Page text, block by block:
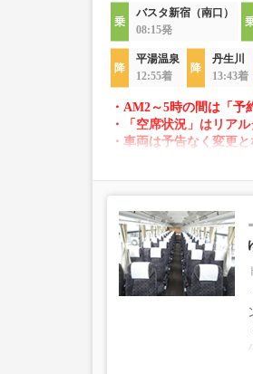
バスタ新宿（南口）
08:15発
平湯温泉
12:55着
丹生川
13:43着
・AM2～5時の間は「予
・「空席状況」はリア
・車両は予告なく変更